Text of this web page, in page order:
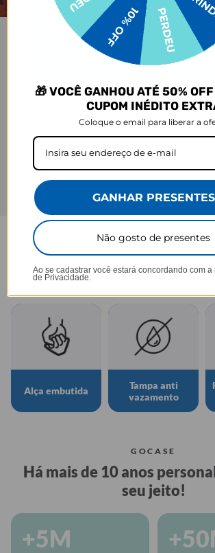
Praticidade que acompanha
Alça embutida
Tampa anti
vazamento
GOCASE
Há mais de 10 anos
seu jeito!
+5M
🎁 VOCÊ GANHOU ATÉ 50%
CUPOM INÉDITO
Coloque o email para liberar a
GANHAR PRESENTES
Não gosto de presentes
Ao se cadastrar você estará concordando com a
de Privacidade.